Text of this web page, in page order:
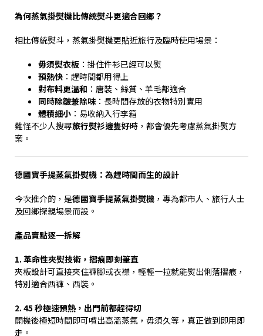
為何蒸氣掛熨機比傳統熨斗更適合回鄉？
相比傳統熨斗，蒸氣掛熨機更貼近旅行及臨時使用場景：
毋須熨衣板 ：掛住件衫已經可以熨
預熱快 ：趕時間都用得上
對布料更溫和 ：唐裝、絲質、羊毛都適合
同時除皺兼除味：長時間存放的衣物特別實用
體積細小 ：易收納入行李箱
難怪不少人搜尋旅行熨衫邊隻好時，都會優先考慮蒸氣掛熨方
案。
德國寶手提蒸氣掛熨機：為趕時間而生的設計
今次推介的，是德國寶手提蒸氣掛熨機 ，專為都市人、旅行人士
及回鄉探親場景而設。
產品賣點逐一拆解
1. 革命性夾熨技術，摺痕即刻筆直
夾板設計可直接夾住褲腳或衣襟，輕輕一拉就能熨出俐落摺痕，
特別適合西褲、西裝。
2. 45 秒極速預熱，出門前都趕得切
開機後極短時間即可噴出高溫蒸氣，毋須久等，真正做到即用即
走。